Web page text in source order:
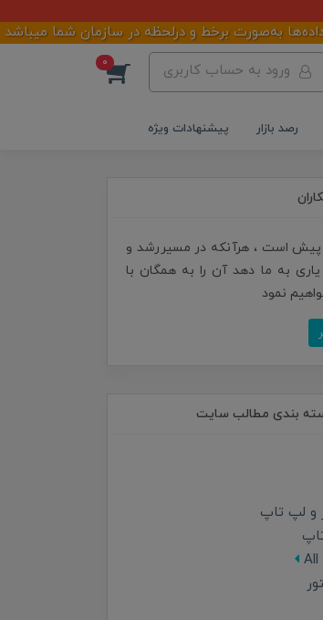
برخط و درلحظه در سازمان شما میباشد
ورود به حساب کاربری 0
رصد بازار پیشنهادات ویژه
پیش است ، هرآنکه در مسیررشد و
به ما دهد آن را به همگان با
نمود
بندی مطالب سایت
و لپ تاپ
All